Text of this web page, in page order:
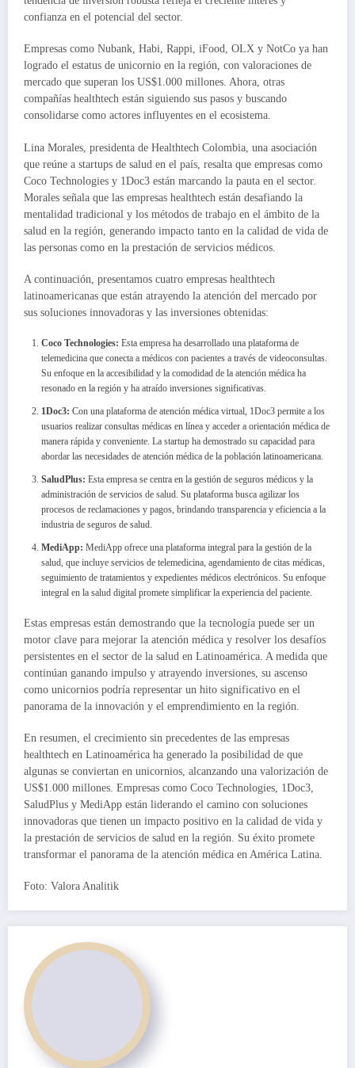
confianza en el potencial del sector.
Empresas como Nubank, Habi, Rappi, iFood, OLX y NotCo ya han
logrado el estatus de unicornio en la región, con valoraciones de
mercado que superan los US$1.000 millones. Ahora, otras
compañías healthtech están siguiendo sus pasos y buscando
consolidarse como actores influyentes en el ecosistema.
Lina Morales, presidenta de Healthtech Colombia, una asociación
que reúne a startups de salud en el país, resalta que empresas como
Coco Technologies y 1Doc3 están marcando la pauta en el sector.
Morales señala que las empresas healthtech están desafiando la
mentalidad tradicional y los métodos de trabajo en el ámbito de la
salud en la región, generando impacto tanto en la calidad de vida de
las personas como en la prestación de servicios médicos.
A continuación, presentamos cuatro empresas healthtech
latinoamericanas que están atrayendo la atención del mercado por
sus soluciones innovadoras y las inversiones obtenidas:
Coco Technologies: Esta empresa ha desarrollado una plataforma de
telemedicina que conecta a médicos con pacientes a través de videoconsultas.
Su enfoque en la accesibilidad y la comodidad de la atención médica ha
resonado en la región y ha atraído inversiones significativas.
1Doc3: Con una plataforma de atención médica virtual, 1Doc3 permite a los
usuarios realizar consultas médicas en línea y acceder a orientación médica de
manera rápida y conveniente. La startup ha demostrado su capacidad para
abordar las necesidades de atención médica de la población latinoamericana.
SaludPlus: Esta empresa se centra en la gestión de seguros médicos y la
administración de servicios de salud. Su plataforma busca agilizar los
procesos de reclamaciones y pagos, brindando transparencia y eficiencia a la
industria de seguros de salud.
MediApp: MediApp ofrece una plataforma integral para la gestión de la
salud, que incluye servicios de telemedicina, agendamiento de citas médicas,
seguimiento de tratamientos y expedientes médicos electrónicos. Su enfoque
integral en la salud digital promete simplificar la experiencia del paciente.
Estas empresas están demostrando que la tecnología puede ser un
motor clave para mejorar la atención médica y resolver los desafíos
persistentes en el sector de la salud en Latinoamérica. A medida que
continúan ganando impulso y atrayendo inversiones, su ascenso
como unicornios podría representar un hito significativo en el
panorama de la innovación y el emprendimiento en la región.
En resumen, el crecimiento sin precedentes de las empresas
healthtech en Latinoamérica ha generado la posibilidad de que
algunas se conviertan en unicornios, alcanzando una valorización de
US$1.000 millones. Empresas como Coco Technologies, 1Doc3,
SaludPlus y MediApp están liderando el camino con soluciones
innovadoras que tienen un impacto positivo en la calidad de vida y
la prestación de servicios de salud en la región. Su éxito promete
transformar el panorama de la atención médica en América Latina.
Foto: Valora Analitik